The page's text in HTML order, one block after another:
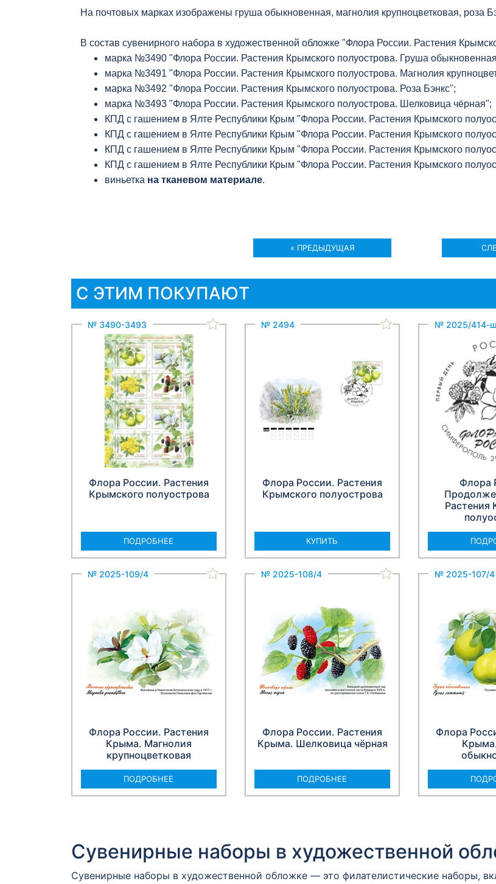
На почтовых марках изображены груша обыкновенная, магнолия крупноцветковая, роза
В состав сувенирного набора в художественной обложке "Флора России. Растения
марка №3490 "Флора России. Растения Крымского полуострова. Груша
марка №3491 "Флора России. Растения Крымского полуострова. Магнолия
марка №3492 "Флора России. Растения Крымского полуострова. Роза Бэнкс";
марка №3493 "Флора России. Растения Крымского полуострова. Шелковица чёрная";
КПД с гашением в Ялте Республики Крым "Флора России. Растения Крымского
КПД с гашением в Ялте Республики Крым "Флора России. Растения Крымского
КПД с гашением в Ялте Республики Крым "Флора России. Растения Крымского
КПД с гашением в Ялте Республики Крым "Флора России. Растения Крымского
виньетка на тканевом материале.
« ПРЕДЫДУЩАЯ
С ЭТИМ ПОКУПАЮТ
№ 3490-3493
Флора России. Растения
Крымского полуострова
ПОДРОБНЕЕ
№ 2494
Флора России. Растения
Крымского полуострова
КУПИТЬ
№ 2025/414-ш
Флора
Растения
№ 2025-109/4
Флора России. Растения
Крыма. Магнолия
крупноцветковая
ПОДРОБНЕЕ
№ 2025-108/4
Флора России. Растения
Крыма. Шелковица чёрная
ПОДРОБНЕЕ
№ 2025-107/4
Флора
Сувенирные наборы в художественной
Сувенирные наборы в художественной обложке — это филателистические наборы,